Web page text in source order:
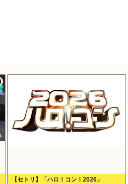
【セトリ】「ハロ！コン！2026」